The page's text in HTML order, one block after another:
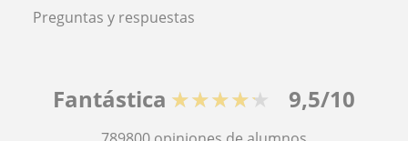
Preguntas y respuestas
Fantástica ★★★★★ 9,5/10